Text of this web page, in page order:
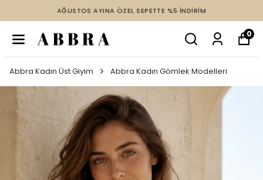
AĞUSTOS AYINA ÖZEL SEPETTE %5 İNDİRİM
0
Abbra Kadın Üst Giyim Abbra Kadın Gömlek Modelleri